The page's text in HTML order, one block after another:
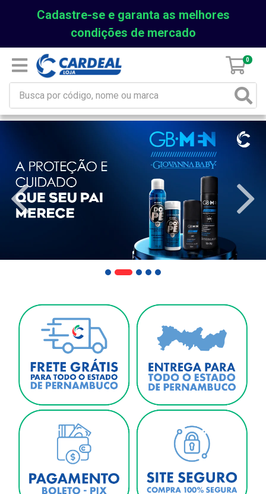
Cadastre-se e garanta as melhores
condições de mercado
0